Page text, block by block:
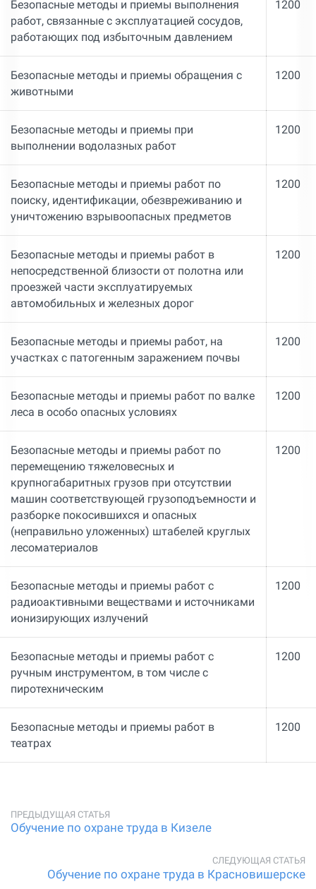
Безопасные методы и приемы выполнения
работ, связанные с эксплуатацией сосудов,
работающих под избыточным давлением
1200
Безопасные методы и приемы обращения с
животными
1200
Безопасные методы и приемы при
выполнении водолазных работ
1200
Безопасные методы и приемы работ по
поиску, идентификации, обезвреживанию и
уничтожению взрывоопасных предметов
1200
Безопасные методы и приемы работ в
непосредственной близости от полотна или
проезжей части эксплуатируемых
автомобильных и железных дорог
1200
Безопасные методы и приемы работ, на
участках с патогенным заражением почвы
1200
Безопасные методы и приемы работ по валке
леса в особо опасных условиях
1200
Безопасные методы и приемы работ по
перемещению тяжеловесных и
крупногабаритных грузов при отсутствии
машин соответствующей грузоподъемности и
разборке покосившихся и опасных
(неправильно уложенных) штабелей круглых
лесоматериалов
1200
Безопасные методы и приемы работ с
радиоактивными веществами и источниками
ионизирующих излучений
1200
Безопасные методы и приемы работ с
ручным инструментом, в том числе с
пиротехническим
1200
Безопасные методы и приемы работ в
театрах
1200
Обучение по охране труда в Кизеле
Обучение по охране труда в Красновишерске